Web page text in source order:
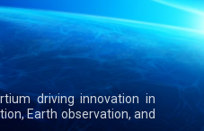
driving innovation in
Earth observation, and